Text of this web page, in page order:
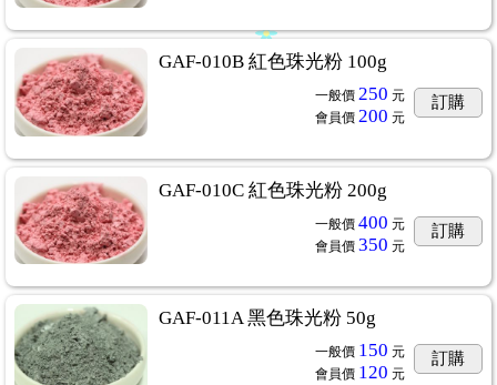
GAF-010B 紅色珠光粉 100g
一般價 250 元
會員價 200 元
訂購
GAF-010C 紅色珠光粉 200g
一般價 400 元
會員價 350 元
訂購
GAF-011A 黑色珠光粉 50g
一般價 150 元
會員價 120 元
訂購